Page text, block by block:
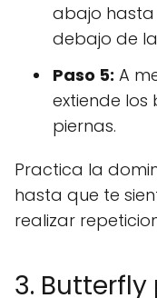
abajo
debajo de
Paso 5: A
extiende los
piernas.
Practica la
hasta que te
realizar
3.